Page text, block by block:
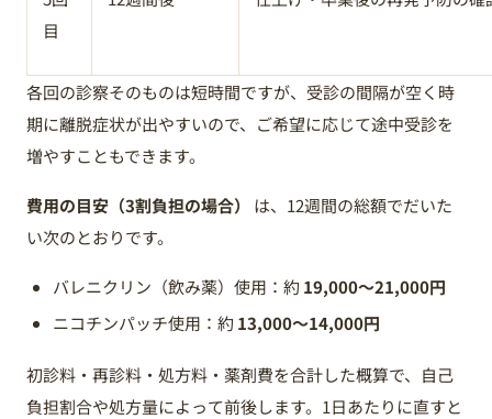
目
各回の診察そのものは短時間ですが、受診の間隔が空く時
期に離脱症状が出やすいので、ご希望に応じて途中受診を
増やすこともできます。
費用の目安（3割負担の場合）
は、12週間の総額でだいた
い次のとおりです。
バレニクリン（飲み薬）使用：約 19,000〜21,000円
ニコチンパッチ使用：約 13,000〜14,000円
初診料・再診料・処方料・薬剤費を合計した概算で、自己
負担割合や処方量によって前後します。1日あたりに直すと